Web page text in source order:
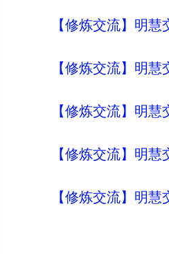
【修炼交流】明
【修炼交流】明
【修炼交流】明
【修炼交流】明
【修炼交流】明